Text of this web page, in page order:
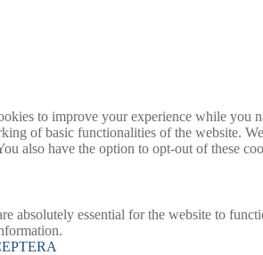
to improve your experience while you
of basic functionalities of the website.
also have the option to opt-out of these
absolutely essential for the website to